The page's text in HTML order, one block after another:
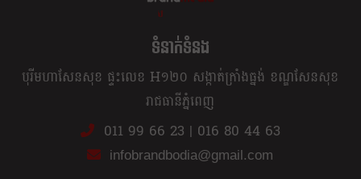
ទំនាក់ទំនង
បុរីមហាសែនសុខ ផ្ទះលេខ H១២០ សង្កាត់ក្រាំងធ្នង់ ខណ្ឌសែនសុខ
រាជធានីភ្នំពេញ
011 99 66 23 | 016 80 44 63
infobrandbodia@gmail.com